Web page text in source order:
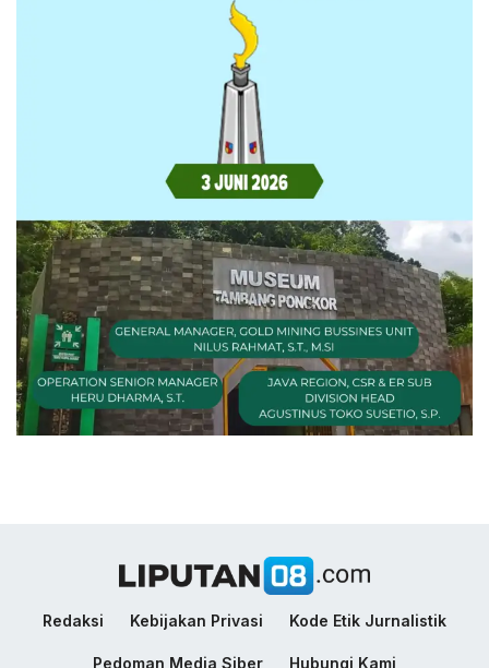
Redaksi Kebijakan Privasi Kode Etik Jurnalistik
Pedoman Media Siber Hubungi Kami